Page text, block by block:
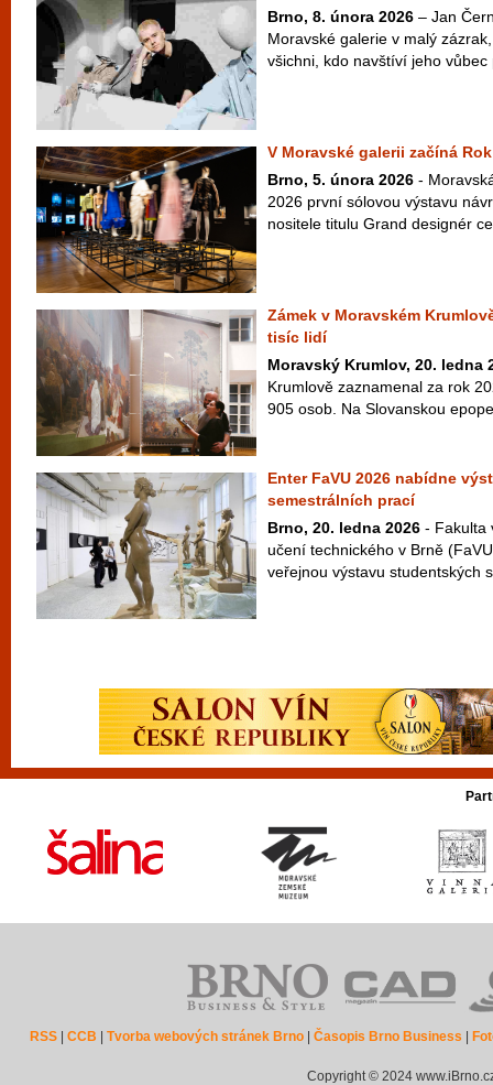
Brno, 8. února 2026 – Jan
Moravské galerie v malý
všichni, kdo navštíví jeho vůbec
V Moravské galerii začíná
Brno, 5. února 2026 -
2026 první sólovou výstavu
nositele titulu Grand designér
Zámek v Moravském
tisíc lidí
Moravský Krumlov, 20. ledna
Krumlově zaznamenal za rok
905 osob. Na Slovanskou
Enter FaVU 2026 nabídne
semestrálních prací
Brno, 20. ledna 2026 - Fakulta
učení technického v Brně
veřejnou výstavu studentských
RSS |CCB |Tvorba webových stránek Brno |Časopis Brno Business
Copyright © 2024